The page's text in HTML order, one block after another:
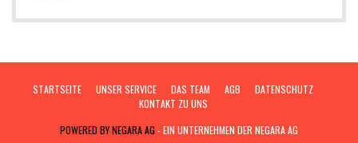
STARTSEITE UNSER SERVICE DAS TEAM AGB
DATENSCHUTZ
KONTAKT ZU UNS
POWERED BY NEGARA AG - EIN UNTERNEHMEN DER NEGARA AG